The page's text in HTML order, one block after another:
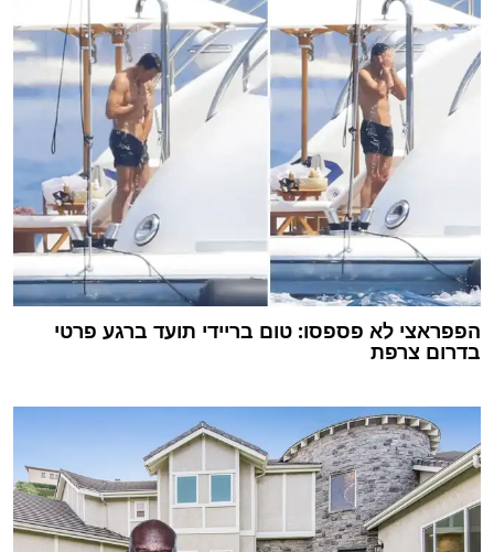
הפפראצי לא פספסו: טום בריידי תועד ברגע פרטי
בדרום צרפת